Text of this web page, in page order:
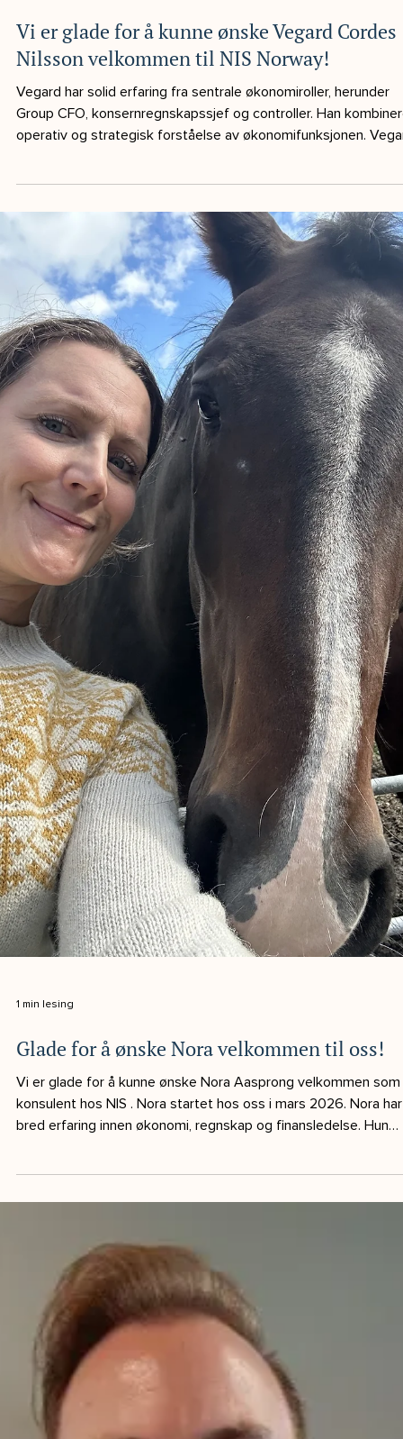
1 min lesing
Vi er glade for å kunne ønske Vegard Cordes
Nilsson velkommen til NIS Norway!
Vegard har solid erfaring fra sentrale økonomiroller, herunder
Group CFO, konsernregnskapssjef og controller. Han
operativ og strategisk forståelse av økonomifunksjonen.
kommer til NIS fra et konsern innen rekruttering og
ledelsesrådgivning. Tidligere var han Manager i EY, hvor han
jobbet med både utleie og prosjekter innen IPO readiness.
Vegard er utdannet siviløkonom med fordypning i finans, fra
handelshøyskolen BI. Med sin bakgrunn tilfører han solid komp
1 min lesing